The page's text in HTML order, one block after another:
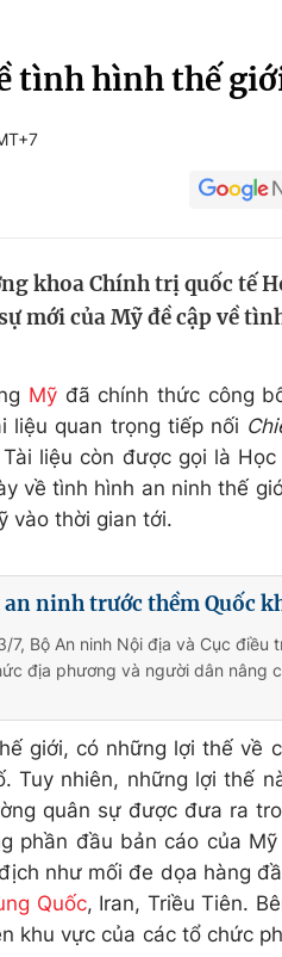
Học trực tuyến
tình hình thế
khoa Chính trị quốc tế
mới của Mỹ đề cập về
Mỹđã chính thức công
quan trọng tiếp nối
liệu còn được gọi là
về tình hình an ninh thế
vào thời gian tới.
ninh trước thềm Quốc
7, Bộ An ninh Nội địa và Cục điều
địa phương và người dân nâng
giới, có những lợi thế về
Tuy nhiên, những lợi thế
quân sự được đưa ra
phần đầu bản cáo của
như mối đe dọa hàng
Quốc, Iran, Triều Tiên.
khu vực của các tổ chức